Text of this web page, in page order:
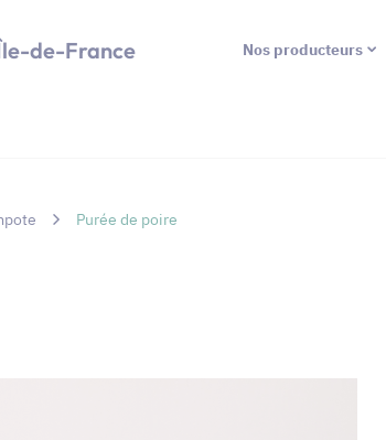
de-France Nos producteurs
Purée de poire